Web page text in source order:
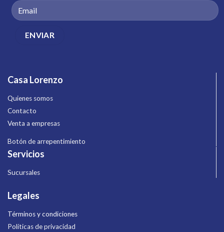
Casa Lorenzo
Quienes somos
Contacto
Venta a empresas
Botón de arrepentimiento
Servicios
Sucursales
Legales
Términos y condiciones
Políticas de privacidad